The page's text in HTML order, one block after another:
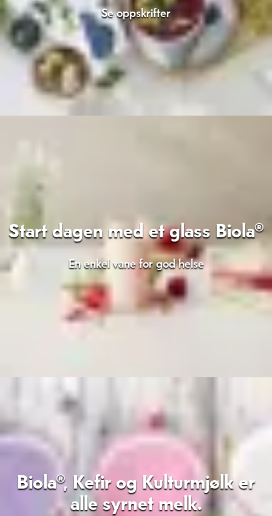
Se oppskrifter
Start dagen med et glass Biola®
En enkel vane for god helse
Biola®, Kefir og Kulturmjølk er
alle syrnet melk.